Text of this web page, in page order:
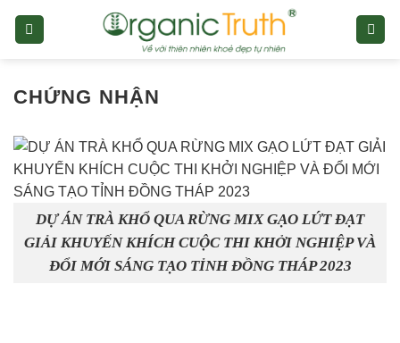
CHỨNG NHẬN
DỰ ÁN TRÀ KHỔ QUA RỪNG MIX GẠO LỨT ĐẠT
GIẢI KHUYẾN KHÍCH CUỘC THI KHỞI NGHIỆP VÀ
ĐỔI MỚI SÁNG TẠO TỈNH ĐỒNG THÁP 2023